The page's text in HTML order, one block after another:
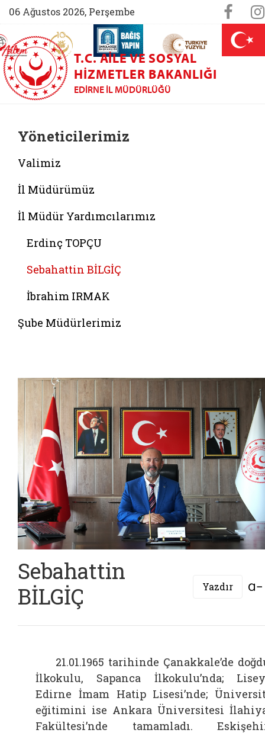
06 Ağustos 2026, Perşembe
(yeni sekmede açılır)
AİLEM İletişim Merkezi (yeni sekmede açılır)
Aile ve Nüfus On Yılı (yeni sekmede açılır)
Darülaceze bağış sayfası (yeni
T.C. AILE VE SOSYAL
HIZMETLER BAKANLIĞI
EDIRNE İL MÜDÜRLÜĞÜ
Yöneticilerimiz
Valimiz
İl Müdürümüz
İl Müdür Yardımcılarımız
Erdinç TOPÇU
Sebahattin BİLGİÇ
İbrahim IRMAK
Şube Müdürlerimiz
Sebahattin
BİLGİÇ
Yazdır
21.01.1965 tarihinde Çanakkale’de
İlkokulu, Sapanca İlkokulu’nda;
Edirne İmam Hatip Lisesi’nde;
eğitimini ise Ankara Üniversitesi
Fakültesi’nde tamamladı.